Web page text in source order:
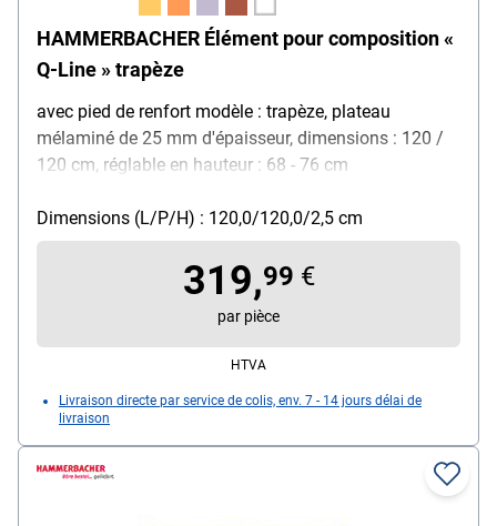
HAMMERBACHER Élément pour composition «
Q-Line » trapèze
avec pied de renfort modèle : trapèze, plateau
mélaminé de 25 mm d'épaisseur, dimensions : 120 /
120 cm, réglable en hauteur : 68 - 76 cm
Dimensions (L/P/H) : 120,0/120,0/2,5 cm
319,99 €
par pièce
HTVA
Livraison directe par service de colis, env. 7 - 14 jours délai de
livraison